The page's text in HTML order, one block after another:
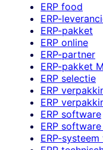
ERP food
ERP-
ERP-pakket
ERP online
ERP-partner
ERP-pakket
ERP selectie
ERP
ERP
ERP software
ERP
ERP-